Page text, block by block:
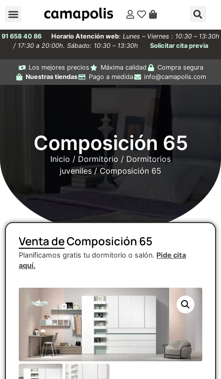
91 658 40 86 Horario Atención web: Lunes – Viernes : 10:30 – 13:30h
/ 17:30 a 20:00h. Sábado: 10:30 – 13:30h
Solicitar cita previa
Los mejores precios Máxima calidad
Compra segura
Nuestras tiendas
Pago a medida info@camapolis.com
Composición 65
Inicio / Dormitorio / Dormitorios
juveniles/ Composición 65
Venta de Composición 65
Planificamos gratis tu dormitorio o salón. Pide cita
aquí.